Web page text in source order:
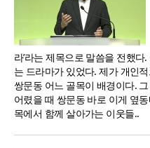
라’라는 제목으로 말씀을 전했
는 드라마가 있었다. 제가 개인
쌍문동 어느 골목이 배경이다.
어렸을 때 쌍문동 바로 이게 옆
목에서 함께 살아가는 이웃들..